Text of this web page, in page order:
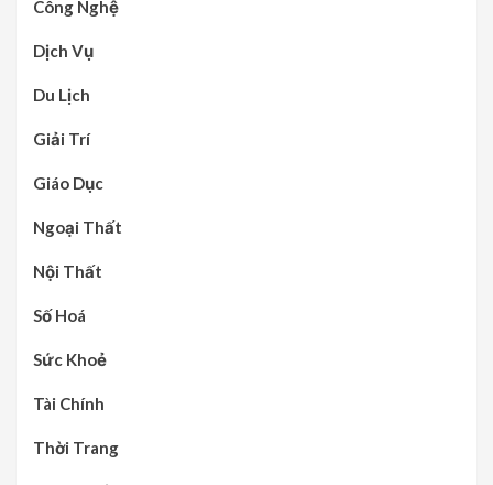
Công Nghệ
Dịch Vụ
Du Lịch
Giải Trí
Giáo Dục
Ngoại Thất
Nội Thất
Số Hoá
Sức Khoẻ
Tài Chính
Thời Trang